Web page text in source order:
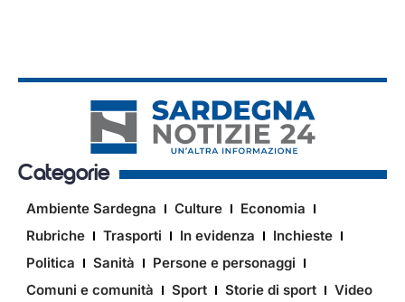
Categorie
Ambiente Sardegna Culture
Economia
Rubriche
Trasporti In evidenza
Inchieste
Politica
Sanità
Persone e personaggi
Comuni e comunità
Sport Storie di sport Video